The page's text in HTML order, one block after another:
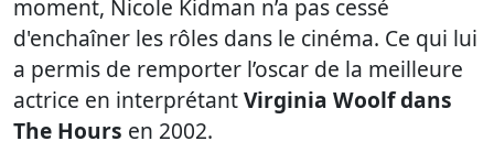
moment, Nicole Kidman n’a pas cessé
d'enchaîner les rôles dans le cinéma. Ce qui lui
a permis de remporter l’oscar de la meilleure
actrice en interprétantVirginia Woolf dans
The Hours en 2002.